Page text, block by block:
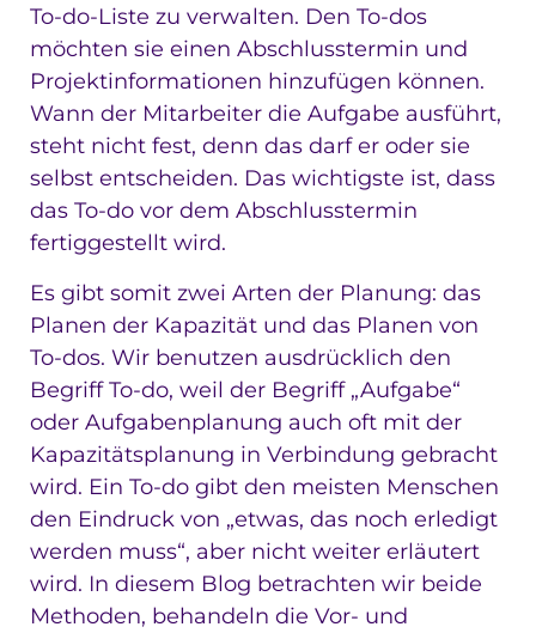
To-do-Liste zu verwalten. Den To-dos
möchten sie einen Abschlusstermin und
Projektinformationen hinzufügen können.
Wann der Mitarbeiter die Aufgabe ausführt,
steht nicht fest, denn das darf er oder sie
selbst entscheiden. Das wichtigste ist, dass
das To-do vor dem Abschlusstermin
fertiggestellt wird.
Es gibt somit zwei Arten der Planung: das
Planen der Kapazität und das Planen von
To-dos. Wir benutzen ausdrücklich den
Begriff To-do, weil der Begriff „Aufgabe“
oder Aufgabenplanung auch oft mit der
Kapazitätsplanung in Verbindung gebracht
wird. Ein To-do gibt den meisten Menschen
den Eindruck von „etwas, das noch erledigt
werden muss“, aber nicht weiter erläutert
wird. In diesem Blog betrachten wir beide
Methoden, behandeln die Vor- und